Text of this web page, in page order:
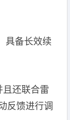
具备长效续
且还联合雷
反馈进行调